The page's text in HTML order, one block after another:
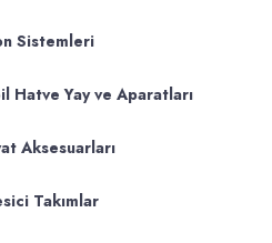
Sistemleri
Hatve Yay ve Aparatları
Aksesuarları
Takımlar